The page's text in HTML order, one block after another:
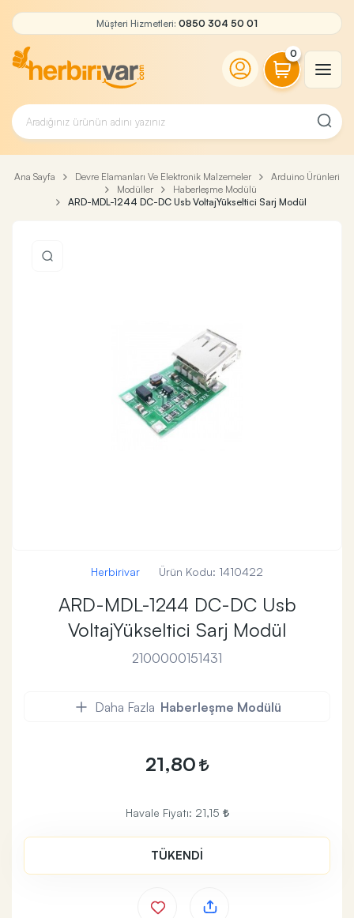
Müşteri Hizmetleri: 0850 304 50 01
0
Ana Sayfa Devre Elamanları Ve Elektronik Malzemeler
Arduino Ürünleri
Modüller
Haberleşme Modülü
ARD-MDL-1244 DC-DC Usb VoltajYükseltici Sarj Modül
Herbirivar Ürün Kodu: 1410422
ARD-MDL-1244 DC-DC Usb
VoltajYükseltici Sarj Modül
2100000151431
Daha Fazla Haberleşme Modülü
21,80
Havale Fiyatı: 21,15
TÜKENDİ